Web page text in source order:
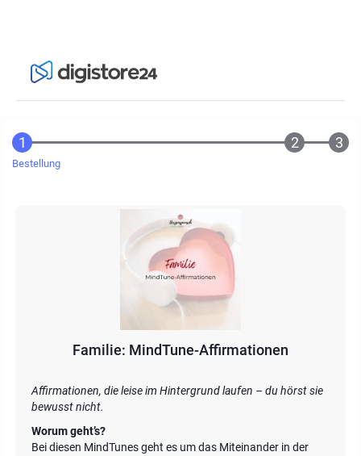
Bestellung
Familie: MindTune-Affirmationen
Affirmationen, die leise im Hintergrund laufen – du hörst sie
bewusst nicht.
Worum geht’s?
Bei diesen MindTunes geht es um das Miteinander in der